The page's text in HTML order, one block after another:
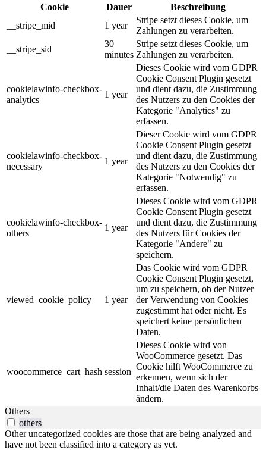
Cookie
Dauer
Beschreibung
__stripe_mid
1 year
Stripe setzt dieses Cookie, um
Zahlungen zu verarbeiten.
__stripe_sid
30
minutes
Stripe setzt dieses Cookie, um
Zahlungen zu verarbeiten.
cookielawinfo-checkbox-
analytics
1 year
Dieses Cookie wird vom GDPR
Cookie Consent Plugin gesetzt
und dient dazu, die Zustimmung
des Nutzers zu den Cookies der
Kategorie "Analytics" zu
erfassen.
cookielawinfo-checkbox-
necessary
1 year
Dieser Cookie wird vom GDPR
Cookie Consent Plugin gesetzt
und dient dazu, die Zustimmung
des Nutzers zu den Cookies der
Kategorie "Notwendig" zu
erfassen.
cookielawinfo-checkbox-
others
1 year
Dieses Cookie wird vom GDPR
Cookie Consent Plugin gesetzt
und dient dazu, die Zustimmung
des Nutzers für Cookies der
Kategorie "Andere" zu
speichern.
viewed_cookie_policy 1 year
Das Cookie wird vom GDPR
Cookie Consent Plugin gesetzt,
um zu speichern, ob der Nutzer
der Verwendung von Cookies
zugestimmt hat oder nicht. Es
speichert keine persönlichen
Daten.
woocommerce_cart_hash session
Dieses Cookie wird von
WooCommerce gesetzt. Das
Cookie hilft WooCommerce zu
erkennen, wenn sich der
Inhalt/die Daten des Warenkorbs
ändern.
Others
others
Other uncategorized cookies are those that are being analyzed and
have not been classified into a category as yet.